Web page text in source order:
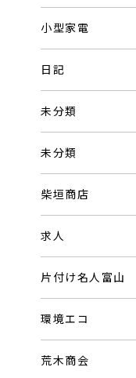
小型家電
日記
未分類
未分類
柴垣商店
求人
片付け名人富山
環境エコ
荒木商会